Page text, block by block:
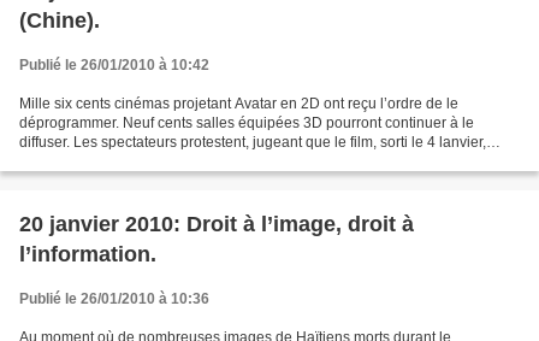
(Chine).
Publié le 26/01/2010 à 10:42
Mille six cents cinémas projetant Avatar en 2D ont reçu l’ordre de le
déprogrammer. Neuf cents salles équipées 3D pourront continuer à le
diffuser. Les spectateurs protestent, jugeant que le film, sorti le 4 lanvier,
20 janvier 2010: Droit à l’image, droit à
l’information.
Publié le 26/01/2010 à 10:36
Au moment où de nombreuses images de Haïtiens morts durant le